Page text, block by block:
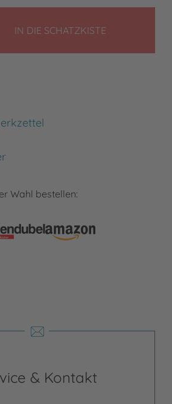
IN DIE SCHATZKISTELEGEN
Wahl bestellen:
& Kontakt